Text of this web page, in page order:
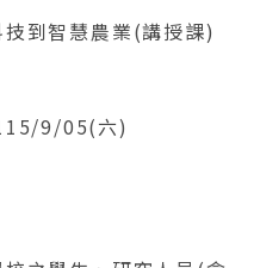
到智慧農業(講授課)
9/05(六)